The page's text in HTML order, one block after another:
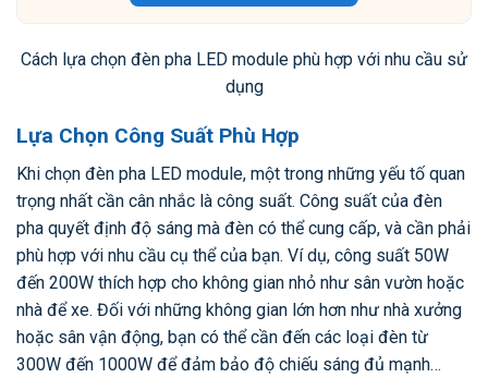
Cách lựa chọn đèn pha LED module phù hợp với nhu cầu sử
dụng
Lựa Chọn Công Suất Phù Hợp
Khi chọn đèn pha LED module, một trong những yếu tố quan
trọng nhất cần cân nhắc là công suất. Công suất của đèn
pha quyết định độ sáng mà đèn có thể cung cấp, và cần phải
phù hợp với nhu cầu cụ thể của bạn. Ví dụ, công suất 50W
đến 200W thích hợp cho không gian nhỏ như sân vườn hoặc
nhà để xe. Đối với những không gian lớn hơn như nhà xưởng
hoặc sân vận động, bạn có thể cần đến các loại đèn từ
300W đến 1000W để đảm bảo độ chiếu sáng đủ mạnh…